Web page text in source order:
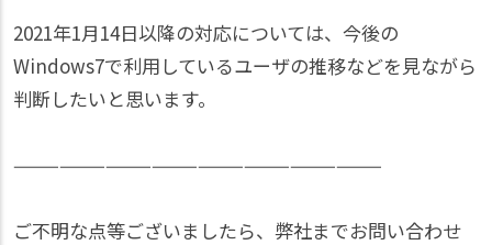
2021年1月14日以降の対応については、今後の
Windows7で利用しているユーザの推移などを見ながら
判断したいと思います。
————————————————————————
ご不明な点等ございましたら、弊社までお問い合わせ